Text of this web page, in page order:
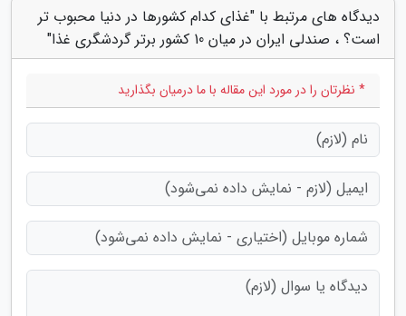
دیدگاه های مرتبط با "غذای کدام کشورها در دنیا محبوب تر
است؟ ، صندلی ایران در میان 10 کشور برتر گردشگری غذا"
* نظرتان را در مورد این مقاله با ما درمیان بگذارید